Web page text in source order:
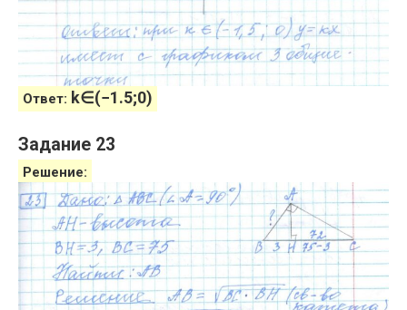
Ответ: k∈(−1.5;0)
Задание 23
Решение: